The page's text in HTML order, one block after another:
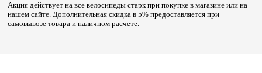
Акция действует на все велосипеды старк при покупке в магазине или на
нашем сайте. Дополнительная скидка в 5% предоставляется при
самовывозе товара и наличном расчете.